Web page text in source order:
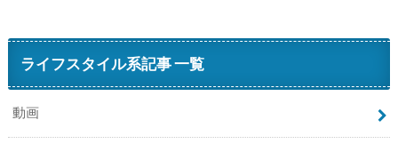
ライフスタイル系記事 一覧
動画